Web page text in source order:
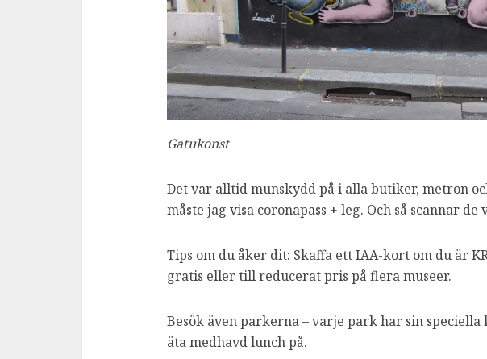
Gatukonst
Det var alltid munskydd på i alla butiker, metron
måste jag visa coronapass + leg. Och så scannar de
Tips om du åker dit: Skaffa ett IAA-kort om du är
gratis eller till reducerat pris på flera museer.
Besök även parkerna – varje park har sin
äta medhavd lunch på.